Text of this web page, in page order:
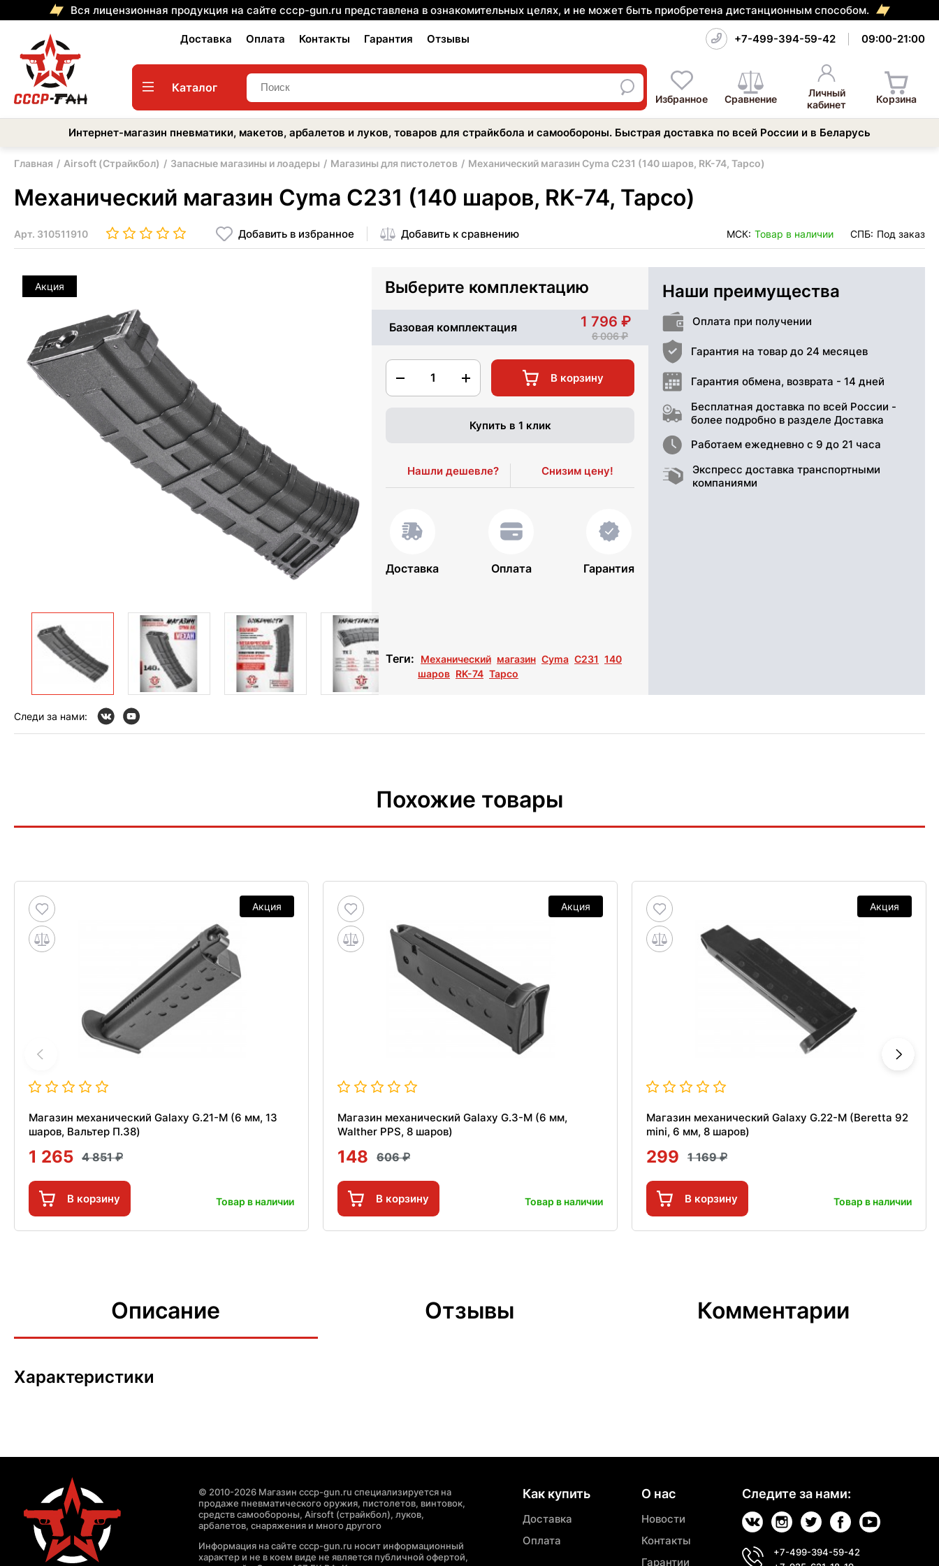
Вся лицензионная продукция на сайте cccp-gun.ru представлена в ознакомительных целях, и не может быть приобретена дистанционным способом.
Доставка Оплата Контакты Гарантия Отзывы +7-499-394-59-42 09:00-21:00
Каталог
Избранное Сравнение
Личный
кабинет
Корзина
Интернет-магазин пневматики, макетов, арбалетов и луков, товаров для страйкбола и самообороны. Быстрая доставка по всей России и в Беларусь
Главная Airsoft (Страйкбол) Запасные магазины и лоадеры Магазины для пистолетов Механический магазин Cyma C231 (140 шаров, RK-74, Tapco)
Механический магазин Cyma C231 (140 шаров, RK-74, Tapco)
Арт. 310511910 Добавить в избранное Добавить к сравнению МСК: Товар в наличии СПБ: Под заказ
Акция Выберите комплектацию
Базовая комплектация 1 796
6 006
1 В корзину
Купить в 1 клик
Нашли дешевле? Снизим цену!
Доставка Оплата Гарантия
Теги: Механический магазин Cyma C231 140
шаров RK-74 Tapco
Наши преимущества
Оплата при получении
Гарантия на товар до 24 месяцев
Гарантия обмена, возврата - 14 дней
Бесплатная доставка по всей России -
более подробно в разделе Доставка
Работаем ежедневно с 9 до 21 часа
Экспресс доставка транспортными
компаниями
Следи за нами:
Похожие товары
Акция
Магазин механический Galaxy G.21-M (6 мм, 13
шаров, Вальтер П.38)
1 265 4 851
В корзину Товар в наличии
Акция
Магазин механический Galaxy G.3-M (6 мм,
Walther PPS, 8 шаров)
148 606
В корзину Товар в наличии
Акция
Магазин механический Galaxy G.22-M (Beretta 92
mini, 6 мм, 8 шаров)
299 1 169
В корзину Товар в наличии
Описание Отзывы Комментарии
Характеристики
© 2010-2026 Магазин cccp-gun.ru специализируется на
продаже пневматического оружия, пистолетов, винтовок,
средств самообороны, Airsoft (страйкбол), луков,
арбалетов, снаряжения и много другого
Информация на сайте cccp-gun.ru носит информационный
характер и не в коем виде не является публичной офертой,
Как купить
Доставка
Оплата
О нас
Новости
Контакты
Гарантии
Следите за нами:
+7-499-394-59-42